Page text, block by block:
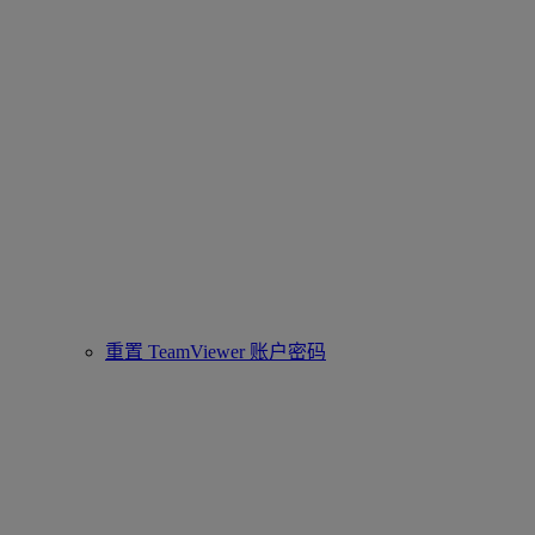
重置 TeamViewer 账户密码